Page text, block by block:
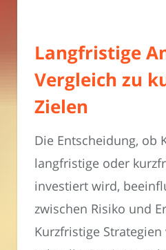
Langfristige
Vergleich zu
Zielen
Die Entscheidung, ob
langfristige oder
investiert wird,
zwischen Risiko und
Kurzfristige